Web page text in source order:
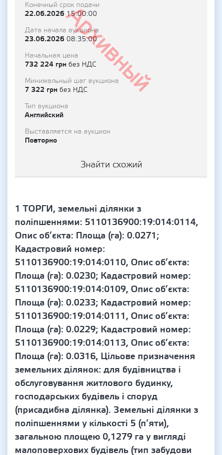
Архивный
Конечный срок подачи
22.06.202615:00:00
Дата начала аукциона
23.06.2026 08:35:00
Начальная цена
732 224 грн без НДС
Минимальный шаг аукциона
7 322 грн без НДС
Тип аукциона
Английский
Выставляется на аукцион
Повторно
Знайти схожий
1 ТОРГИ, земельні ділянки з
поліпшеннями: 5110136900:19:014:0114,
Опис об’єкта: Площа (га): 0.0271;
Кадастровий номер:
5110136900:19:014:0110, Опис об’єкта:
Площа (га): 0.0230; Кадастровий номер:
5110136900:19:014:0109, Опис об’єкта:
Площа (га): 0.0233; Кадастровий номер:
5110136900:19:014:0111, Опис об’єкта:
Площа (га): 0.0229; Кадастровий номер:
5110136900:19:014:0113, Опис об’єкта:
Площа (га): 0.0316, Цільове призначення
земельних ділянок: для будівництва і
обслуговування житлового будинку,
господарських будівель і споруд
(присадибна ділянка). Земельні ділянки з
поліпшеннями у кількості 5 (п’яти),
загальною площею 0,1279 га у вигляді
малоповерхових будівель (тип забудови